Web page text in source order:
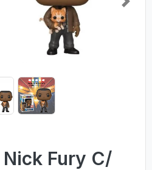
Next
Nick Fury C/